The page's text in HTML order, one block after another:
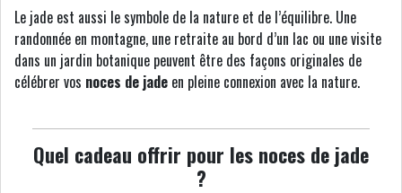
Le jade est aussi le symbole de la nature et de l’équilibre. Une
randonnée en montagne, une retraite au bord d’un lac ou une visite
dans un jardin botanique peuvent être des façons originales de
célébrer vos noces de jade en pleine connexion avec la nature.
Quel cadeau offrir pour les noces de jade
?